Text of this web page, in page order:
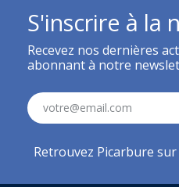
S'inscrire à la
Recevez nos dernières
abonnant à notre
votre@email.com
Retrouvez Picarbure